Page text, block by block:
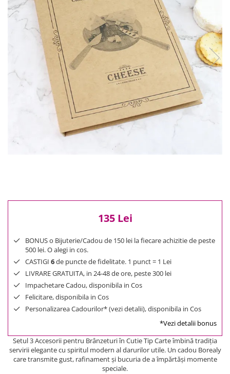
Reduceri
Cele mai noi
Cele mai vandute
Cele mai votate
Pret
0 Lei - 100 Lei
100 Lei - 200 Lei
200 Lei - 300 Lei
300 Lei - 500 Lei
500 Lei - 1000 Lei
135 Lei
BONUS o Bijuterie/Cadou de 150 lei la fiecare achizitie de peste
500 lei. O alegi in cos.
CASTIGI 6de puncte de fidelitate. 1 punct = 1 Lei
LIVRARE GRATUITA, in 24-48 de ore, peste 300 lei
Impachetare Cadou, disponibila in Cos
Felicitare, disponibila in Cos
Personalizarea Cadourilor* (vezi detalii), disponibila in Cos
*Vezi detalii bonus
Setul 3 Accesorii pentru Brânzeturi în Cutie Tip Carte îmbină tradiția
servirii elegante cu spiritul modern al darurilor utile. Un cadou Borealy
care transmite gust, rafinament și bucuria de a împărtăși momente
speciale.